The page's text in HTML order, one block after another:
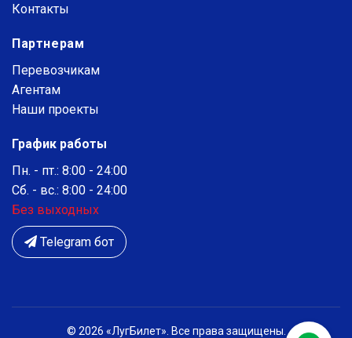
Контакты
Партнерам
Перевозчикам
Агентам
Наши проекты
График работы
Пн. - пт.: 8:00 - 24:00
Сб. - вс.: 8:00 - 24:00
Без выходных
Telegram бот
© 2026 «ЛугБилет». Все права защищены.